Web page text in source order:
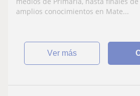
amplios conocimientos en Mate...
ver más